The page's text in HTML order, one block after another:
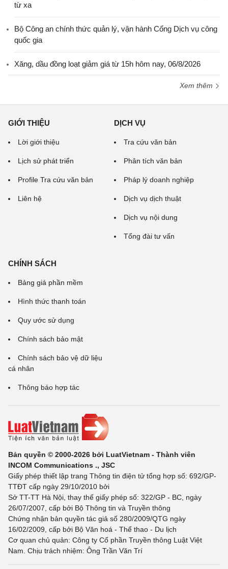
từ xa
Bộ Công an chính thức quản lý, vận hành Cổng Dịch vụ công
quốc gia
Xăng, dầu đồng loạt giảm giá từ 15h hôm nay, 06/8/2026
Xem thêm
GIỚI THIỆU
Lời giới thiệu
Lịch sử phát triển
Profile Tra cứu văn bản
Liên hệ
DỊCH VỤ
Tra cứu văn bản
Phân tích văn bản
Pháp lý doanh nghiệp
Dịch vụ dịch thuật
Dịch vụ nội dung
Tổng đài tư vấn
CHÍNH SÁCH
Bảng giá phần mềm
Hình thức thanh toán
Quy ước sử dụng
Chính sách bảo mật
Chính sách bảo vệ dữ liệu
cá nhân
Thông báo hợp tác
Bản quyền © 2000-2026 bởi LuatVietnam - Thành viên
INCOM Communications ., JSC
Giấy phép thiết lập trang Thông tin điện tử tổng hợp số: 692/GP-
TTĐT cấp ngày 29/10/2010 bởi
Sở TT-TT Hà Nội, thay thế giấy phép số: 322/GP - BC, ngày
26/07/2007, cấp bởi Bộ Thông tin và Truyền thông
Chứng nhận bản quyền tác giả số 280/2009/QTG ngày
16/02/2009, cấp bởi Bộ Văn hoá - Thể thao - Du lịch
Cơ quan chủ quản: Công ty Cổ phần Truyền thông Luật Việt
Nam. Chịu trách nhiệm: Ông Trần Văn Trí